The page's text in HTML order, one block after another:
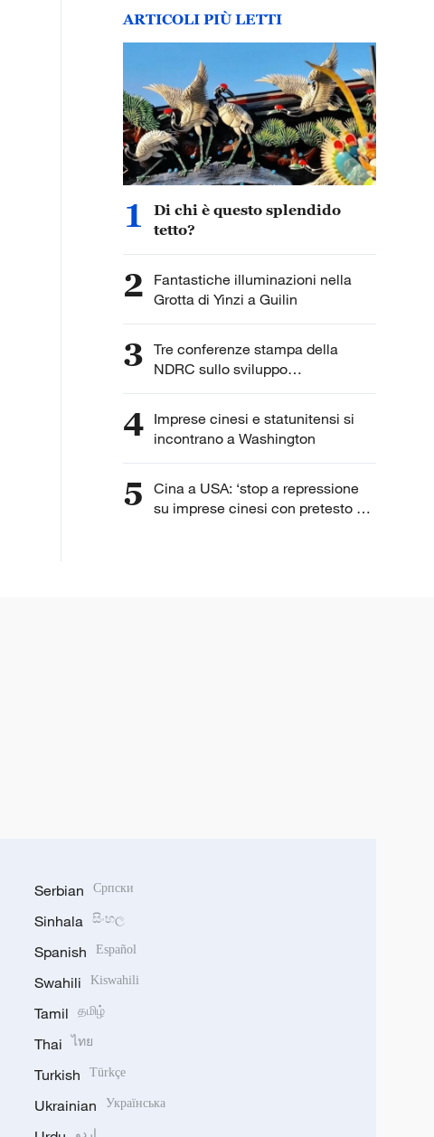
ARTICOLI PIÙ LETTI
1
Di chi è questo splendido
tetto?
2
Fantastiche illuminazioni nella
Grotta di Yinzi a Guilin
3 Tre conferenze stampa della
NDRC sullo sviluppo
dell'intelligenza artificiale
4 Imprese cinesi e statunitensi si
incontrano a Washington
5
Cina a USA: ‘stop a repressione
su imprese cinesi con pretesto di
Serbian Српски
Sinhala සිංහල
Spanish Español
Swahili Kiswahili
Tamil தமிழ்
Thai ไทย
Turkish Türkçe
Ukrainian Українська
اردو